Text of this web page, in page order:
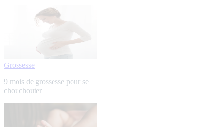
Grossesse
9 mois de grossesse pour se
chouchouter